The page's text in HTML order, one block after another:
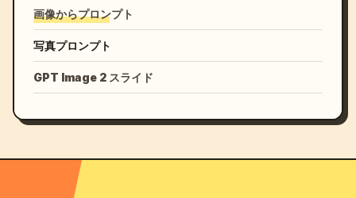
画像からプロンプト
写真プロンプト
GPT Image 2 スライド